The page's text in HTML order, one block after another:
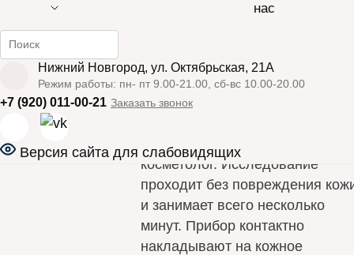
нас
Нижний Новгород, ул. Октябрьская, 21А
Режим работы: пн- пт 9.00-21.00, сб-вс 10.00-20.00
+7 (920) 011-00-21 Заказать звонок
Версия сайта для слабовидящих
подарок при
новообразования
кожи.
Проводит врач дерматолог,
косметолог. Исследование
проходит без повреждения
и занимает всего несколько
минут. Прибор контактно
накладывают на кожное